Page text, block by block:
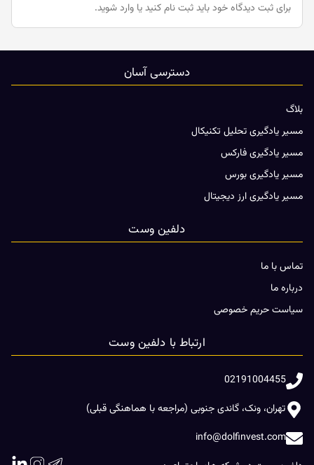
برای ثبت دیدگاه خود بایدثبت نام کنید یا وارد شوید.
دسترسی آسان
بلاگ
مسیر یادگیری تحلیل تکنیکال
مسیر یادگیری فارکس
مسیر یادگیری بورس
مسیر یادگیری ارز دیجیتال
دلفین وست
تماس با ما
درباره ما
سیاست حریم خصوصی
ارتباط با دلفین وست
02191004455
تهران، ونک، گاندی جنوبی (مراجعه با هماهنگی قبلی)
info@dolfinvest.com